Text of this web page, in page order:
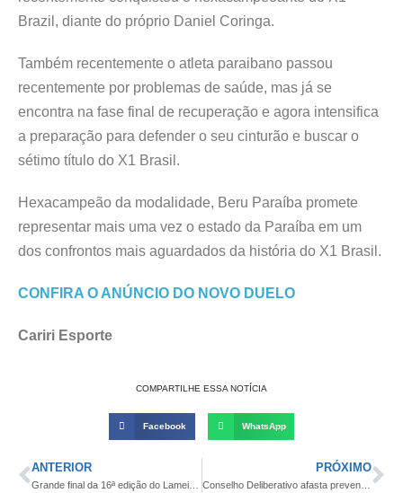
Brazil, diante do próprio Daniel Coringa.
Também recentemente o atleta paraibano passou
recentemente por problemas de saúde, mas já se
encontra na fase final de recuperação e agora intensifica
a preparação para defender o seu cinturão e buscar o
sétimo título do X1 Brasil.
Hexacampeão da modalidade, Beru Paraíba promete
representar mais uma vez o estado da Paraíba em um
dos confrontos mais aguardados da história do X1 Brasil.
CONFIRA O ANÚNCIO DO NOVO DUELO
Cariri Esporte
COMPARTILHE ESSA NOTÍCIA
Facebook WhatsApp
ANTERIOR PRÓXIMO
Conselho Deliberativo afasta preventivamente Flávio Torreão da presidência do Campinense Clube